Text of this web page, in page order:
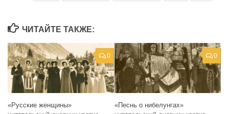
ЧИТАЙТЕ ТАКЖЕ:
0
«Русские женщины»
0
«Песнь о нибелунгах»